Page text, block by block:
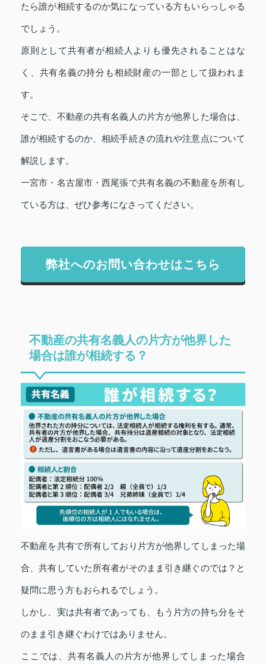
たら誰が相続するのか気になっている方もいらっしゃる
でしょう。
原則として共有者が相続人よりも優先されることはな
く、共有名義の持分も相続財産の一部として扱われま
す。
そこで、不動産の共有名義人の片方が他界した場合は、
誰が相続するのか、相続手続きの流れや注意点について
解説します。
一宮市・名古屋市・西尾張で共有名義の不動産を所有し
ている方は、ぜひ参考になさってください。
弊社へのお問い合わせはこちら
不動産の共有名義人の片方が他界した
場合は誰が相続する？
不動産を共有で所有しており片方が他界してしまった場
合、共有していた所有者がそのまま引き継ぐのでは？と
疑問に思う方もおられるでしょう。
しかし、実は共有者であっても、もう片方の持ち分をそ
のまま引き継ぐわけではありません。
ここでは、共有名義人の片方が他界してしまった場合